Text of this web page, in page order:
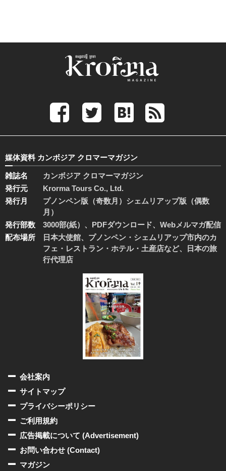
媒体資料 カンボジア クロマーマガジン
雑誌名
カンボジア クロマーマガジン
発行元
Krorma Tours Co., Ltd.
発行月
プノンペン版（奇数月）シェムリアップ版（偶数
月）
発行部数
3000部(紙）、PDFダウンロード、Webメルマガ配信
配布場所
日本大使館、プノンペン・シェムリアップ市内のカ
フェ・レストラン・ホテル・土産店など、日本の旅
行代理店
会社案内
サイトマップ
プライバシーポリシー
ご利用規約
広告掲載について (Advertisement)
お問い合わせ (Contact)
マガジン